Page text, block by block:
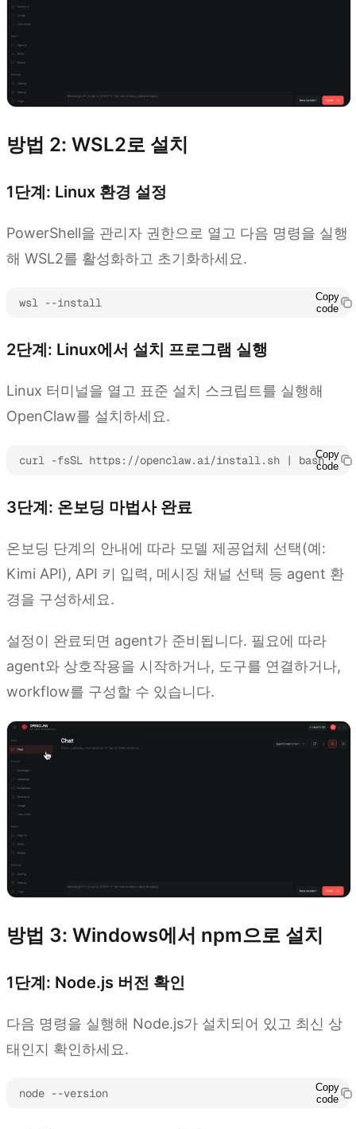
방법 2: WSL2로 설치
1단계: Linux 환경 설정
PowerShell을 관리자 권한으로 열고 다음 명령을 실행
해 WSL2를 활성화하고 초기화하세요.
wsl --install
Copy
code
2단계: Linux에서 설치 프로그램 실행
Linux 터미널을 열고 표준 설치 스크립트를 실행해
OpenClaw를 설치하세요.
curl -fsSL https://openclaw.ai/install.sh | bashCopy
code
3단계: 온보딩 마법사 완료
온보딩 단계의 안내에 따라 모델 제공업체 선택(예:
Kimi API), API 키 입력, 메시징 채널 선택 등 agent 환
경을 구성하세요.
설정이 완료되면 agent가 준비됩니다. 필요에 따라
agent와 상호작용을 시작하거나, 도구를 연결하거나,
workflow를 구성할 수 있습니다.
방법 3: Windows에서 npm으로 설치
1단계: Node.js 버전 확인
다음 명령을 실행해 Node.js가 설치되어 있고 최신 상
태인지 확인하세요.
node --version
Copy
code